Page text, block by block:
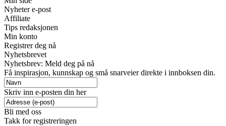
Nyheter e-post
Affiliate
Tips redaksjonen
Min konto
Registrer deg nå
Nyhetsbrevet
Nyhetsbrev: Meld deg på nå
Få inspirasjon, kunnskap og små snarveier direkte i innboksen din.
Skriv inn e-posten din her
Bli med oss
Takk for registreringen